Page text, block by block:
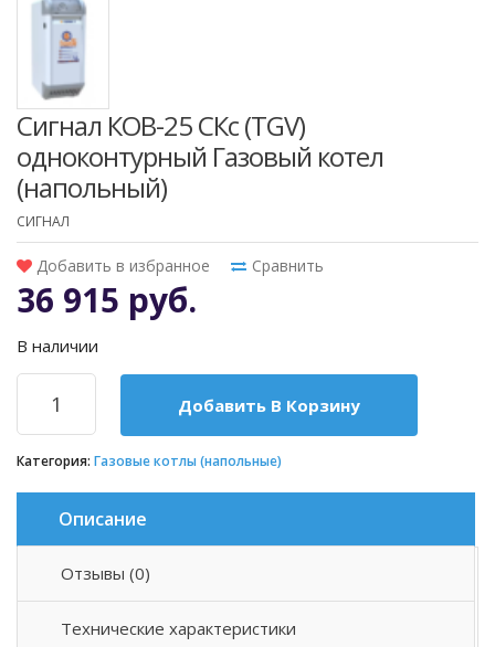
Сигнал КОВ-25 СКс (TGV)
одноконтурный Газовый котел
(напольный)
СИГНАЛ
Добавить в избранное Сравнить
36 915 руб.
В наличии
Добавить В Корзину
Категория: Газовые котлы (напольные)
Описание
Отзывы (0)
Технические характеристики
Описание товара